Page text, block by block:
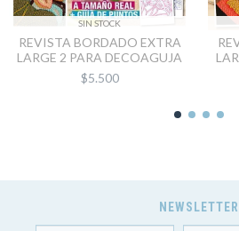
SIN STOCK
REVISTA BORDADO EXTRA
LARGE 2 PARA DECOAGUJA
$5.500
NEWSLETTER